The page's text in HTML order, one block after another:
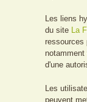
Les liens
du site La
ressources
d'une
Les
peuvent